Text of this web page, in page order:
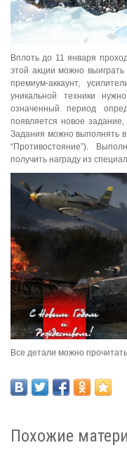
Вплоть до 11 января
этой акции можно выиграть
премиум-аккаунт,
уникальной техники
означенный период
появляется новое задание,
Задания можно выполнять
“Противостояние”).
получить награду из
Все детали можно
Похожие